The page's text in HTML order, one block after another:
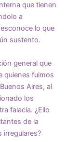
que tienen
a
lo que
sustento.
general que
quienes fuimos
Aires, al
los
falacia. ¿Ello
de la
irregulares?